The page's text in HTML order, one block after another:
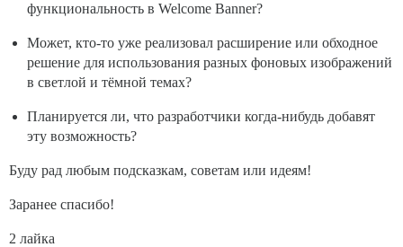
функциональность в Welcome Banner?
Может, кто-то уже реализовал расширение или обходное
решение для использования разных фоновых изображений
в светлой и тёмной темах?
Планируется ли, что разработчики когда-нибудь добавят
эту возможность?
Буду рад любым подсказкам, советам или идеям!
Заранее спасибо!
2 лайка